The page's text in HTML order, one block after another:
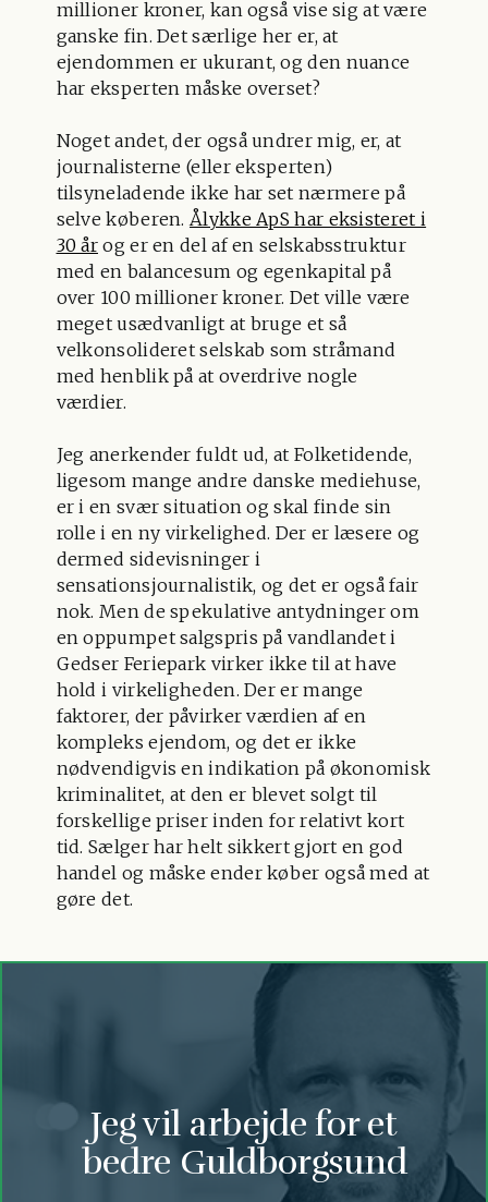
millioner kroner, kan også vise sig at være
ganske fin. Det særlige her er, at
ejendommen er ukurant, og den nuance
har eksperten måske overset?
Noget andet, der også undrer mig, er, at
journalisterne (eller eksperten)
tilsyneladende ikke har set nærmere på
selve køberen. Ålykke ApS har eksisteret i
30 år og er en del af en selskabsstruktur
med en balancesum og egenkapital på
over 100 millioner kroner. Det ville være
meget usædvanligt at bruge et så
velkonsolideret selskab som stråmand
med henblik på at overdrive nogle
værdier.
Jeg anerkender fuldt ud, at Folketidende,
ligesom mange andre danske mediehuse,
er i en svær situation og skal finde sin
rolle i en ny virkelighed. Der er læsere og
dermed sidevisninger i
sensationsjournalistik, og det er også fair
nok. Men de spekulative antydninger om
en oppumpet salgspris på vandlandet i
Gedser Feriepark virker ikke til at have
hold i virkeligheden. Der er mange
faktorer, der påvirker værdien af en
kompleks ejendom, og det er ikke
nødvendigvis en indikation på økonomisk
kriminalitet, at den er blevet solgt til
forskellige priser inden for relativt kort
tid. Sælger har helt sikkert gjort en god
handel og måske ender køber også med at
gøre det.
Jeg vil arbejde for et
bedre Guldborgsund